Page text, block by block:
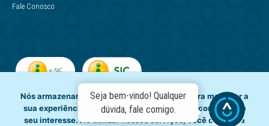
Fale Conosco
Nós armazenamos dados temporariamente para melhorar a
sua experiência de navegação e recomendar conteúdo de
seu interesse. Ao utilizar nossos serviços, você concorda
Seja bem-vindo! Qualquer
dúvida, fale comigo.